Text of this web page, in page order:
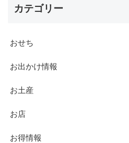
カテゴリー
おせち
お出かけ情報
お土産
お店
お得情報